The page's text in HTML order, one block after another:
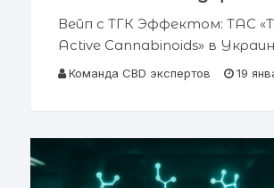
Вейп с ТГК Эффектом: TAC
Active Cannabinoids» в
Легальная альтернатива: как
Эффект антуража
Команда CBD экспертов 19